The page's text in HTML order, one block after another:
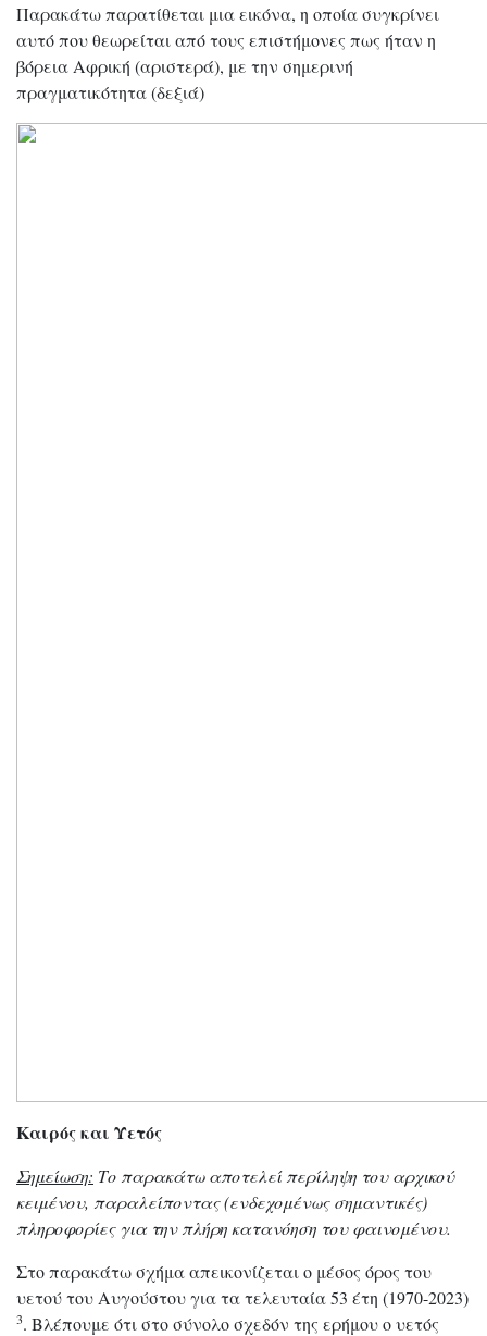
Παρακάτω παρατίθεται μια εικόνα, η οποία συγκρίνει
αυτό που θεωρείται από τους επιστήμονες πως ήταν η
βόρεια Αφρική (αριστερά), με την σημερινή
πραγματικότητα (δεξιά)
Καιρός και Υετός
Σημείωση: Το παρακάτω αποτελεί περίληψη του αρχικού
κειμένου, παραλείποντας (ενδεχομένως σημαντικές)
πληροφορίες για την πλήρη κατανόηση του φαινομένου.
Στο παρακάτω σχήμα απεικονίζεται ο μέσος όρος του
υετού του Αυγούστου για τα τελευταία 53 έτη (1970-2023)
3. Βλέπουμε ότι στο σύνολο σχεδόν της ερήμου ο υετός